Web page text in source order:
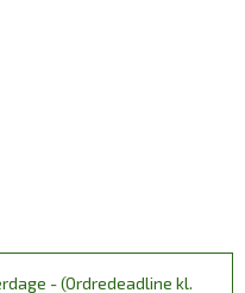
- (Ordredeadline kl.